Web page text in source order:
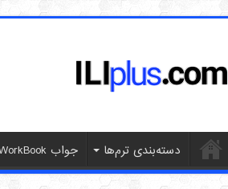
دسته‌بندی ترم‌ها جواب WorkBook